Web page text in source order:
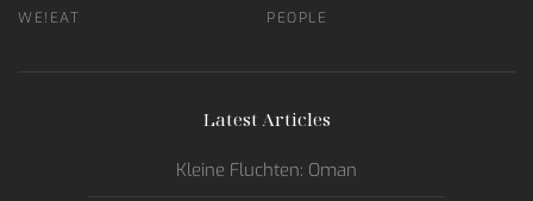
WE!EAT
PEOPLE
Latest Articles
Kleine Fluchten: Oman